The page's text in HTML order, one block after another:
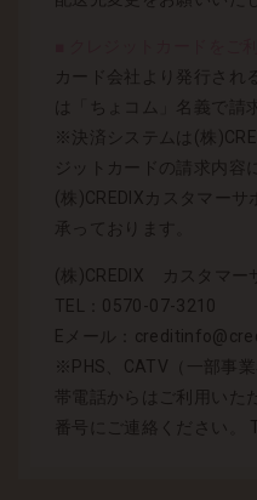
カード会社より発行され
は「ちょコム」名義で請
※決済システムは(株
ジットカードの請求内容
(株)CREDIXカスタマーサ
承っております。
(株)CREDIX カスタマー
TEL：0570-07-3210
Eメール：
※PHS、CATV（一部事
帯電話からはご利用いた
番号にご連絡ください